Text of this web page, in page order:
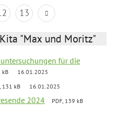
13
"Max und Moritz"
für die
kB 16.01.2025
131 kB 16.01.2025
2024
PDF, 139 kB